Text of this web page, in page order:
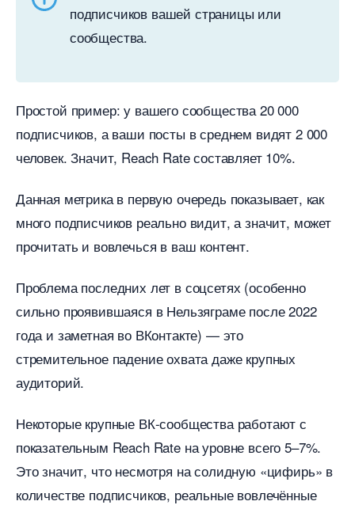
подписчиков вашей страницы или
сообщества.
Простой пример: у вашего сообщества 20 000
подписчиков, а ваши посты в среднем видят 2 000
человек. Значит, Reach Rate составляет 10%.
Данная метрика в первую очередь показывает, как
много подписчиков реально видит, а значит, может
прочитать и вовлечься в ваш контент.
Проблема последних лет в соцсетях (особенно
сильно проявившаяся в Нельзяграме после 2022
ода и заметная во ВКонтакте) — это
стремительное падение охвата даже крупных
аудиторий.
Некоторые крупные ВК-сообщества работают с
показательным Reach Rate на уровне всего 5–7%.
Это значит, что несмотря на солидную «цифирь»
количестве подписчиков, реальные вовлечённые